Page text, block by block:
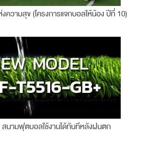
ความสุข (โครงการแจกบอลให้น้อง ปีที่ 10)
นามฟุตบอลใช้งานได้ทันทีหลังฝนตก